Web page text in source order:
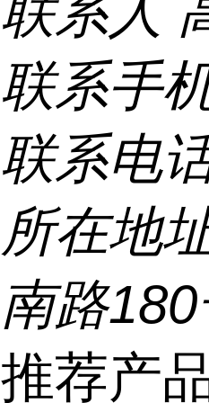
联系人
联系手
联系电
所在地
南路
推荐产